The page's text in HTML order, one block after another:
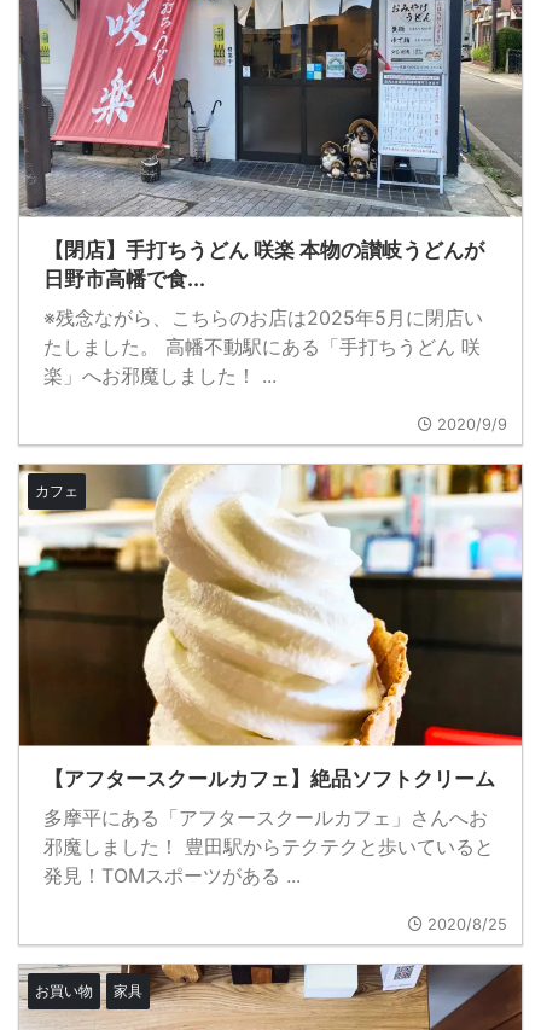
【閉店】手打ちうどん 咲楽 本物の讃岐うどんが
日野市高幡で食...
※残念ながら、こちらのお店は2025年5月に閉店い
たしました。 高幡不動駅にある「手打ちうどん 咲
楽」へお邪魔しました！ ...
2020/9/9
カフェ
【アフタースクールカフェ】絶品ソフトクリーム
多摩平にある「アフタースクールカフェ」さんへお
邪魔しました！ 豊田駅からテクテクと歩いていると
発見！TOMスポーツがある ...
2020/8/25
お買い物 家具